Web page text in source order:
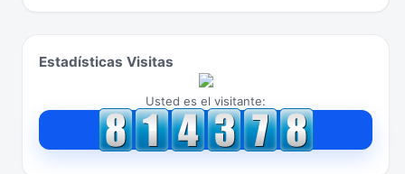
Estadísticas Visitas
Usted es el visitante: